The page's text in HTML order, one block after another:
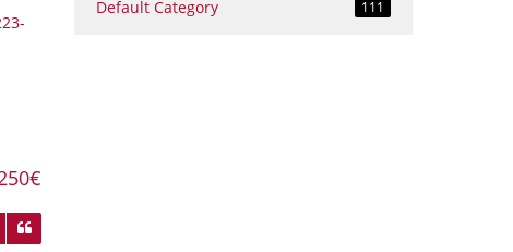
Default Category 111